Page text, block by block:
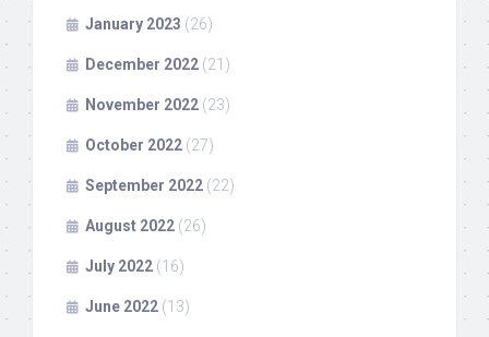
January 2023 (26)
December 2022 (21)
November 2022 (23)
October 2022 (27)
September 2022 (22)
August 2022 (26)
July 2022 (16)
June 2022 (13)